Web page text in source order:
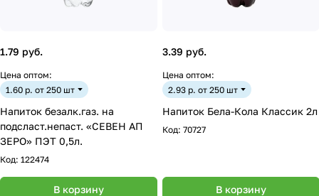
1.79 руб.
Цена оптом:
1.60 р. от 250 шт
Напиток безалк.газ. на
подсласт.непаст. «СЕВЕН АП
ЗЕРО» ПЭТ 0,5л.
Код: 122474
В корзину
3.39 руб.
Цена оптом:
2.93 р. от 250 шт
Напиток Бела-Кола Классик 2л
Код: 70727
В корзину